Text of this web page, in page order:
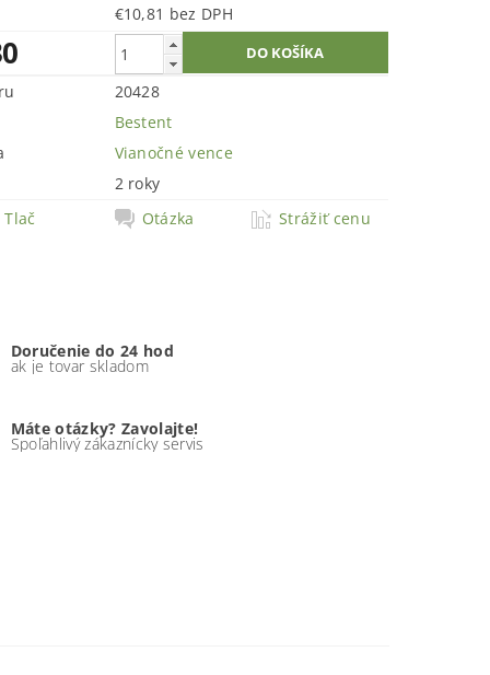
€10,81 bez DPH
20428
Bestent
Vianočné vence
2 roky
Tlač
Otázka Strážiť cenu
Doručenie do 24 hod
ak je tovar skladom
Máte otázky? Zavolajte!
Spoľahlivý zákaznícky servis